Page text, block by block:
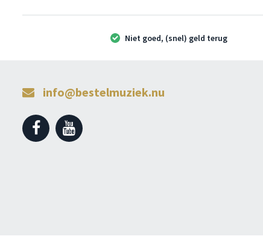
Niet goed, (snel) geld terug
info@bestelmuziek.nu